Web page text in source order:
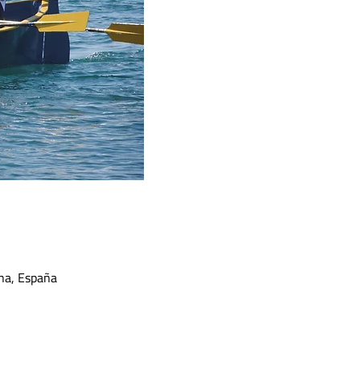
España